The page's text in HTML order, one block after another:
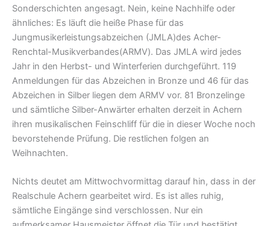
Sonderschichten angesagt. Nein, keine Nachhilfe oder
ähnliches: Es läuft die heiße Phase für das
Jungmusikerleistungsabzeichen (JMLA)des Acher-
Renchtal-Musikverbandes(ARMV). Das JMLA wird jedes
Jahr in den Herbst- und Winterferien durchgeführt. 119
Anmeldungen für das Abzeichen in Bronze und 46 für das
Abzeichen in Silber liegen dem ARMV vor. 81 Bronzelinge
und sämtliche Silber-Anwärter erhalten derzeit in Achern
ihren musikalischen Feinschliff für die in dieser Woche noch
bevorstehende Prüfung. Die restlichen folgen an
Weihnachten.
Nichts deutet am Mittwochvormittag darauf hin, dass in der
Realschule Achern gearbeitet wird. Es ist alles ruhig,
sämtliche Eingänge sind verschlossen. Nur ein